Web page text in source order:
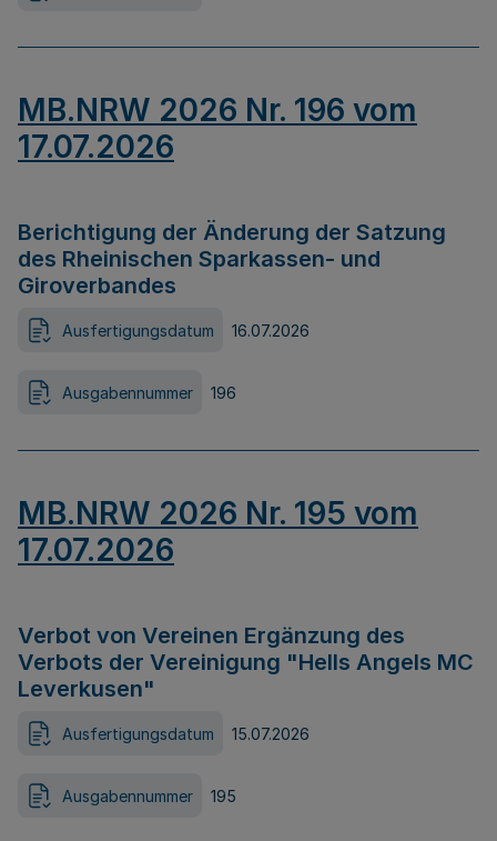
MB.NRW 2026 Nr. 196 vom
17.07.2026
Berichtigung der Änderung der Satzung
des Rheinischen Sparkassen- und
Giroverbandes
Ausfertigungsdatum 16.07.2026
Ausgabennummer 196
MB.NRW 2026 Nr. 195 vom
17.07.2026
Verbot von Vereinen Ergänzung des
Verbots der Vereinigung "Hells Angels MC
Leverkusen"
Ausfertigungsdatum 15.07.2026
Ausgabennummer 195